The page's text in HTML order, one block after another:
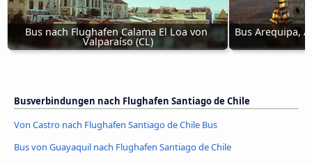
Bus nach Flughafen Calama El Loa von
Valparaíso (CL)
Bus Arequipa,
Busverbindungen nach Flughafen Santiago de Chile
Von Castro nach Flughafen Santiago de Chile Bus
Bus von Guayaquil nach Flughafen Santiago de Chile